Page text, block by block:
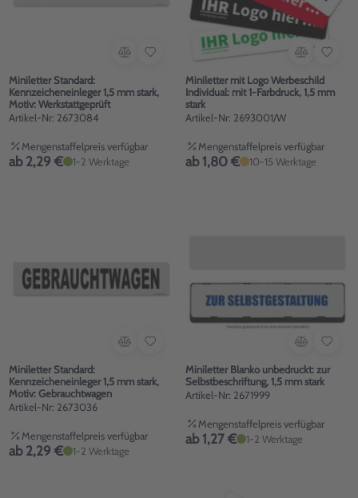
Miniletter Standard:
Kennzeicheneinleger 1,5 mm stark,
Motiv: Werkstattgeprüft
Artikel-Nr: 2673084
Mengenstaffelpreis verfügbar
ab 2,29 € 1-2 Werktage
Miniletter mit Logo Werbeschild
Individual: mit 1-Farbdruck, 1,5 mm
stark
Artikel-Nr: 2693001/W
Mengenstaffelpreis verfügbar
ab 1,80 € 10-15 Werktage
Miniletter Standard:
Kennzeicheneinleger 1,5 mm stark,
Motiv: Gebrauchtwagen
Artikel-Nr: 2673036
Mengenstaffelpreis verfügbar
ab 2,29 € 1-2 Werktage
Miniletter Blanko unbedruckt: zur
Selbstbeschriftung, 1,5 mm stark
Artikel-Nr: 2671999
Mengenstaffelpreis verfügbar
ab 1,27 € 1-2 Werktage